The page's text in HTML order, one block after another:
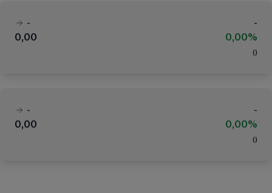
-
-
0,00
0,00%
( )
-
-
0,00
0,00%
( )